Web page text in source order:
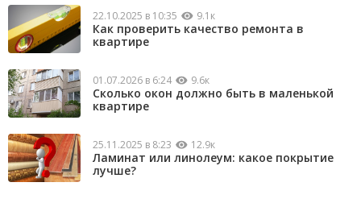
22.10.2025 в 10:35 9.1к
Как проверить качество ремонта в
квартире
01.07.2026 в 6:24 9.6к
Сколько окон должно быть в маленькой
квартире
25.11.2025 в 8:23 12.9к
Ламинат или линолеум: какое покрытие
лучше?